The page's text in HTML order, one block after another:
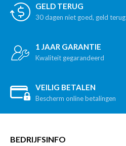
GELD TERUG
30 dagen niet goed, geld terug
1 JAAR GARANTIE
Kwaliteit gegarandeerd
VEILIG BETALEN
Bescherm online betalingen
BEDRIJFSINFO